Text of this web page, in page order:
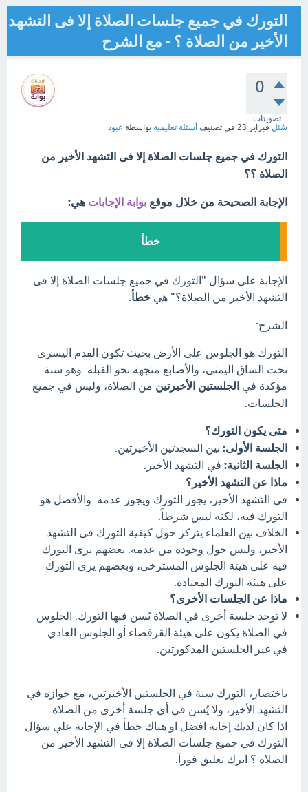
التورك في جميع جلسات الصلاة إلا فى التشهد
الأخير من الصلاة ؟ - مع الشرح
0
تصويتات
سُئل فبراير 23 في تصنيف أسئلة تعليمية بواسطة عبود
التورك في جميع جلسات الصلاة إلا فى التشهد الأخير من
الصلاة ؟؟
الإجابة الصحيحة من خلال موقع بوابة الإجابات هي:
خطأ
الإجابة على سؤال "التورك في جميع جلسات الصلاة إلا فى
التشهد الأخير من الصلاة؟" هي خطأ
الشرح:
التورك هو الجلوس على الأرض بحيث تكون القدم اليسرى
تحت الساق اليمنى، والأصابع متجهة نحو القبلة. وهو سنة
مؤكدة في الجلستين الأخيرتين من الصلاة، وليس في جميع
الجلسات.
متى يكون التورك؟
الجلسة الأولى: بين السجدتين الأخيرتين.
الجلسة الثانية: في التشهد الأخير.
ماذا عن التشهد الأخير؟
في التشهد الأخير، يجوز التورك ويجوز عدمه. والأفضل هو
التورك فيه، لكنه ليس شرطاً.
الخلاف بين العلماء يتركز حول كيفية التورك في التشهد
الأخير، وليس حول وجوده من عدمه. بعضهم يرى التورك
فيه على هيئة الجلوس المسترخى، وبعضهم يرى التورك
على هيئة التورك المعتادة.
ماذا عن الجلسات الأخرى؟
لا توجد جلسة أخرى في الصلاة يُسن فيها التورك. الجلوس
في الصلاة يكون على هيئة القرفصاء أو الجلوس العادي
في غير الجلستين المذكورتين.
باختصار، التورك سنة في الجلستين الأخيرتين، مع جوازه في
التشهد الأخير، ولا يُسن في أي جلسة أخرى من الصلاة.
اذا كان لديك إجابة افضل او هناك خطأ في الإجابة علي سؤال
التورك في جميع جلسات الصلاة إلا فى التشهد الأخير من
الصلاة ؟ اترك تعليق فورآ.